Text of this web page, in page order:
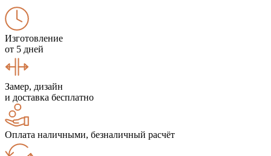
Изготовление
от 5 дней
Замер, дизайн
и доставка бесплатно
Оплата наличными, безналичный расчёт